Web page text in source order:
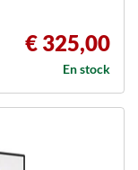
€ 325,00
En stock